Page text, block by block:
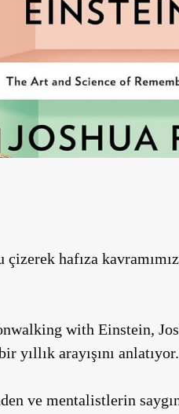
hafıza
with Einstein,
yıllık arayışını anlatıyor.
ve mentalistlerin